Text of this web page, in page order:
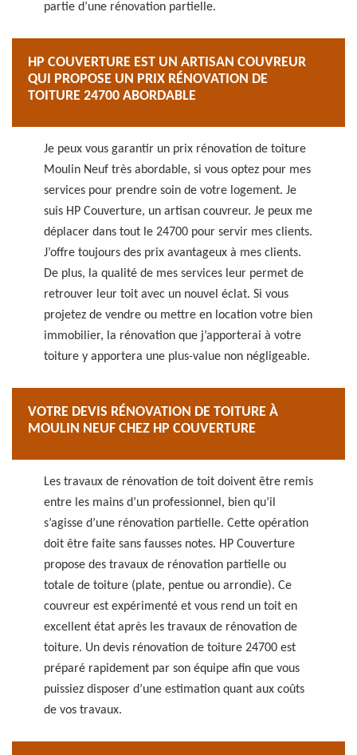
partie d’une rénovation partielle.
HP COUVERTURE EST UN ARTISAN COUVREUR
QUI PROPOSE UN PRIX RÉNOVATION DE
TOITURE 24700 ABORDABLE
Je peux vous garantir un prix rénovation de toiture
Moulin Neuf très abordable, si vous optez pour mes
services pour prendre soin de votre logement. Je
suis HP Couverture, un artisan couvreur. Je peux me
déplacer dans tout le 24700 pour servir mes clients.
J’offre toujours des prix avantageux à mes clients.
De plus, la qualité de mes services leur permet de
retrouver leur toit avec un nouvel éclat. Si vous
projetez de vendre ou mettre en location votre bien
immobilier, la rénovation que j’apporterai à votre
toiture y apportera une plus-value non négligeable.
VOTRE DEVIS RÉNOVATION DE TOITURE À
MOULIN NEUF CHEZ HP COUVERTURE
Les travaux de rénovation de toit doivent être remis
entre les mains d’un professionnel, bien qu’il
s’agisse d’une rénovation partielle. Cette opération
doit être faite sans fausses notes. HP Couverture
propose des travaux de rénovation partielle ou
totale de toiture (plate, pentue ou arrondie). Ce
couvreur est expérimenté et vous rend un toit en
excellent état après les travaux de rénovation de
toiture. Un devis rénovation de toiture 24700 est
préparé rapidement par son équipe afin que vous
puissiez disposer d’une estimation quant aux coûts
de vos travaux.